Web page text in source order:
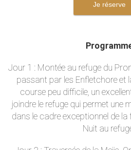
Je réserve
Jour 1 : Montée au refuge du
passant par les Enfletchore et
course peu difficile, un
joindre le refuge qui permet une
dans le cadre exceptionnel de la
Nuit au